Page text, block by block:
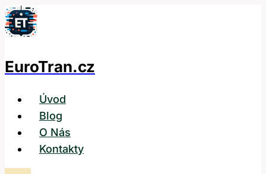
Přeskočit
na
EuroTran.cz
Úvod
Blog
O Nás
Kontakty